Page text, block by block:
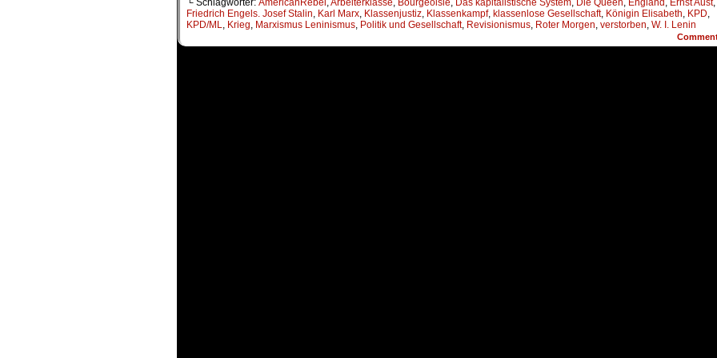
└ Schlagwörter: AmericanRebel ,Arbeiterklasse, Bourgeoisie, Das kapitalistische System, Die Queen, England , Ernst Aust,
Friedrich Engels. Josef Stalin, Karl Marx, Klassenjustiz, Klassenkampf, klassenlose Gesellschaft, Königin Elisabeth, KPD,
KPD/ML, Krieg, Marxismus Leninismus, Politik und Gesellschaft, Revisionismus, Roter Morgen, verstorben, W. I. Lenin